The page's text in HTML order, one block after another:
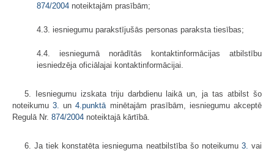
874/2004 noteiktajām prasībām;
4.3. iesniegumu parakstījušās personas paraksta tiesības;
4.4. iesniegumā norādītās kontaktinformācijas atbilstību
iesniedzēja oficiālajai kontaktinformācijai.
5. Iesniegumu izskata triju darbdienu laikā un, ja tas atbilst šo
noteikumu3.un4.punktā minētajām prasībām, iesniegumu akceptē
Regulā Nr. 874/2004 noteiktajā kārtībā.
6. Ja tiek konstatēta iesnieguma neatbilstība šo noteikumu 3.vai